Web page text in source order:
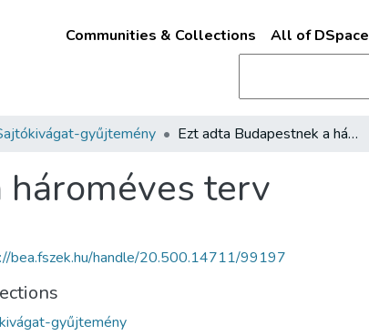
Communities & Collections All of DSpace
gyűjtemény Ezt adta Budapestnek a hároméves terv
hároméves terv
bea.fszek.hu/handle/20.500.14711/99197
gyűjtemény